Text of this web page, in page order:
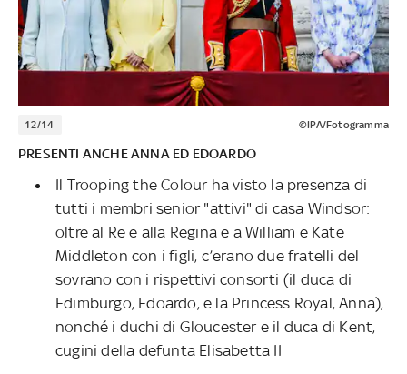
12/14 ©IPA/Fotogramma
PRESENTI ANCHE ANNA ED EDOARDO
Il Trooping the Colour ha visto la presenza di
tutti i membri senior "attivi" di casa Windsor:
oltre al Re e alla Regina e a William e Kate
Middleton con i figli, c’erano due fratelli del
sovrano con i rispettivi consorti (il duca di
Edimburgo, Edoardo, e la Princess Royal, Anna),
nonché i duchi di Gloucester e il duca di Kent,
cugini della defunta Elisabetta II